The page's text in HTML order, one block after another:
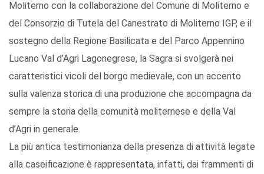
Moliterno con la collaborazione del Comune di Moliterno e
del Consorzio di Tutela del Canestrato di Moliterno IGP, e il
sostegno della Regione Basilicata e del Parco Appennino
Lucano Val d’Agri Lagonegrese, la Sagra si svolgerà nei
caratteristici vicoli del borgo medievale, con un accento
sulla valenza storica di una produzione che accompagna da
sempre la storia della comunità moliternese e della Val
d’Agri in generale.
La più antica testimonianza della presenza di attività legate
alla caseificazione è rappresentata, infatti, dai frammenti di